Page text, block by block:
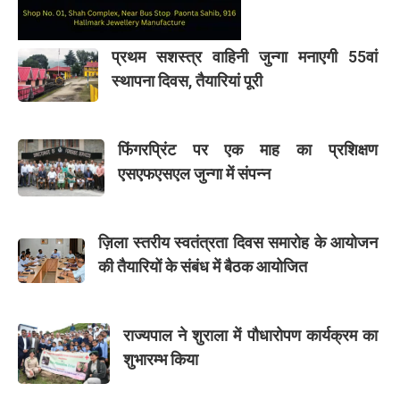
प्रथम सशस्त्र वाहिनी जुन्गा मनाएगी 55वां
स्थापना दिवस, तैयारियां पूरी
फिंगरप्रिंट पर एक माह का प्रशिक्षण
एसएफएसएल जुन्गा में संपन्न
ज़िला स्तरीय स्वतंत्रता दिवस समारोह के आयोजन
की तैयारियों के संबंध में बैठक आयोजित
राज्यपाल ने शुराला में पौधारोपण कार्यक्रम का
शुभारम्भ किया